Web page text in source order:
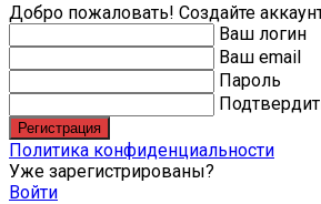
Добро пожаловать! Создайте
Ваш логин
Ваш email
Пароль
Регистрация
Политика конфиденциальности
Уже зарегистрированы?
Войти